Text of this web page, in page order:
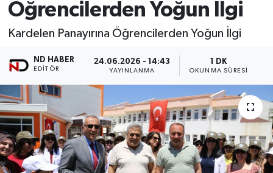
Öğrencilerden Yoğun İlgi
Kardelen Panayırına Öğrencilerden Yoğun İlgi
ND HABER
EDITÖR
24.06.2026 - 14:43
YAYINLANMA
1 DK
OKUNMA SÜRESI